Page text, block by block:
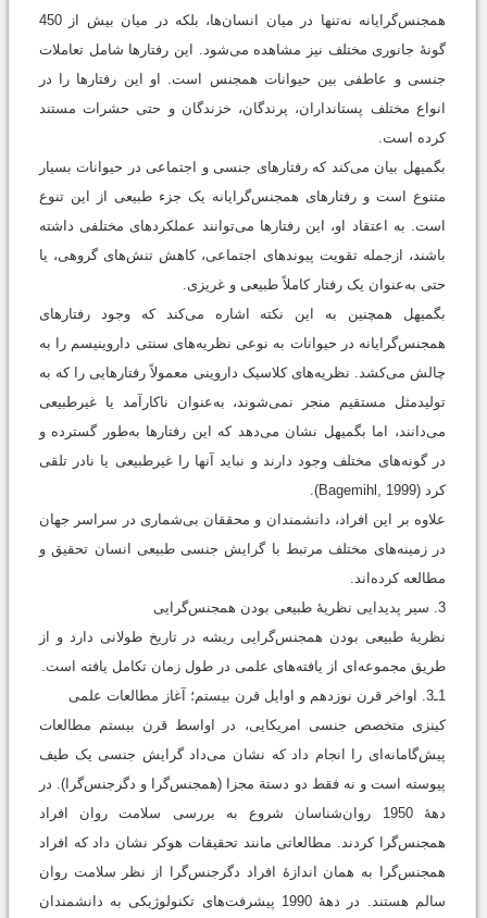
همجنس‌گرایانه نه‌تنها در میان انسان‌ها، بلکه در میان بیش از 450
گونۀ جانوری مختلف نیز مشاهده می‌شود. این رفتارها شامل تعاملات
جنسی و عاطفی بین حیوانات همجنس است. او این رفتارها را در
انواع مختلف پستانداران، پرندگان، خزندگان و حتی حشرات مستند
کرده است.
بگمیهل بیان می‌کند که رفتارهای جنسی و اجتماعی در حیوانات بسیار
متنوع است و رفتارهای همجنس‌گرایانه یک جزء طبیعی از این تنوع
است. به اعتقاد او، این رفتارها می‌توانند عملکردهای مختلفی داشته
باشند، ازجمله تقویت پیوندهای اجتماعی، کاهش تنش‌های گروهی، یا
حتی به‌عنوان یک رفتار کاملاً طبیعی و غریزی.
بگمیهل همچنین به این نکته اشاره می‌کند که وجود رفتارهای
همجنس‌گرایانه در حیوانات به ‌نوعی نظریه‌های سنتی داروینیسم را به
چالش می‌کشد. نظریه‌های کلاسیک داروینی معمولاً رفتارهایی را که به
تولیدمثل مستقیم منجر نمی‌شوند، به‌عنوان ناکارآمد یا غیرطبیعی
می‌دانند، اما بگمیهل نشان می‌دهد که این رفتارها به‌طور گسترده و
در گونه‌های مختلف وجود دارند و نباید آنها را غیرطبیعی یا نادر تلقی
کرد (Bagemihl, 1999).
علاوه بر این افراد، دانشمندان و محققان بی‌شماری در سراسر جهان
در زمینه‌های مختلف مرتبط با گرایش جنسی طبیعی انسان تحقیق و
مطالعه کرده‌اند.
3. سیر پدیدایی نظریۀ طبیعی بودن همجنس‌گرایی
نظریۀ طبیعی بودن همجنس‌گرایی ریشه در تاریخ طولانی دارد و از
طریق مجموعه‌ای از یافته‌های علمی در طول زمان تکامل ‌یافته است.
1ـ3. اواخر قرن نوزدهم و اوایل قرن بیستم؛ آغاز مطالعات علمی
کینزی متخصص جنسی امریکایی، در اواسط قرن بیستم مطالعات
پیش‌گامانه‌ای را انجام داد که نشان می‌داد گرایش جنسی یک طیف
پیوسته است و نه فقط دو دستة مجزا (همجنس‌گرا و دگرجنس‌گرا). در
دهۀ 1950 روان‌شناسان شروع به بررسی سلامت روان افراد
همجنس‌گرا کردند. مطالعاتی مانند تحقیقات هوکر نشان داد که افراد
همجنس‌گرا به همان اندازۀ افراد دگرجنس‌گرا از نظر سلامت روان
سالم هستند. در دهۀ 1990 پیشرفت‌های تکنولوژیکی به دانشمندان